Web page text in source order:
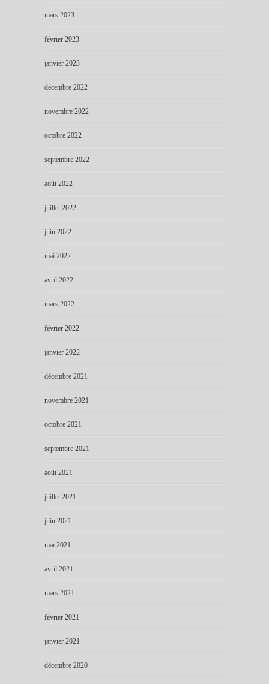
mars 2023
février 2023
janvier 2023
décembre 2022
novembre 2022
octobre 2022
septembre 2022
août 2022
juillet 2022
juin 2022
mai 2022
avril 2022
mars 2022
février 2022
janvier 2022
décembre 2021
novembre 2021
octobre 2021
septembre 2021
août 2021
juillet 2021
juin 2021
mai 2021
avril 2021
mars 2021
février 2021
janvier 2021
décembre 2020